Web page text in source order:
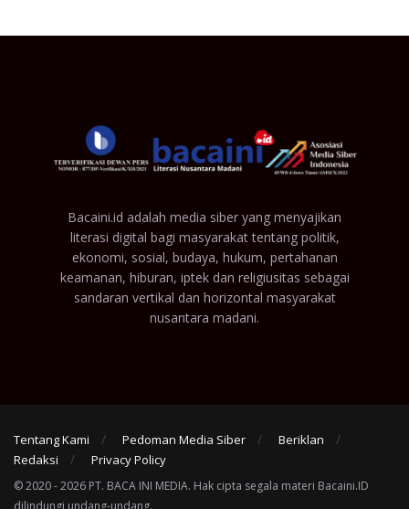
Bacaini.id adalah media siber yang menyajikan
literasi digital bagi masyarakat tentang politik,
ekonomi, sosial, budaya, hukum, pertahanan
keamanan, hiburan, iptek dan religiusitas sebagai
sandaran vertikal dan horizontal masyarakat
nusantara madani.
Tentang Kami Pedoman Media Siber
Beriklan
Redaksi
Privacy Policy
© 2020 - 2026 PT. BACA INI MEDIA. Hak cipta segala materi Bacaini.ID
dilindungi undang-undang.